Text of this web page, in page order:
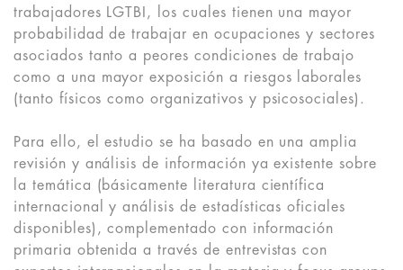
trabajadores LGTBI, los cuales tienen una mayor
probabilidad de trabajar en ocupaciones y sectores
asociados tanto a peores condiciones de trabajo
como a una mayor exposición a riesgos laborales
(tanto físicos como organizativos y psicosociales).
Para ello, el estudio se ha basado en una amplia
revisión y análisis de información ya existente sobre
la temática (básicamente literatura científica
internacional y análisis de estadísticas oficiales
disponibles), complementado con información
primaria obtenida a través de entrevistas con